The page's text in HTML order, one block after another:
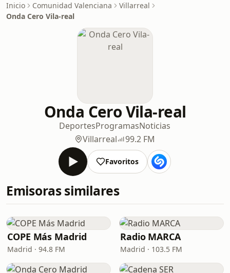
Inicio Comunidad Valenciana
Villarreal
Onda Cero Vila-real
Onda Cero Vila-real
DeportesProgramasNoticias
Villarreal
99.2 FM
Favoritos
Emisoras similares
COPE Más Madrid
Madrid · 94.8 FM
Radio MARCA
Madrid · 103.5 FM